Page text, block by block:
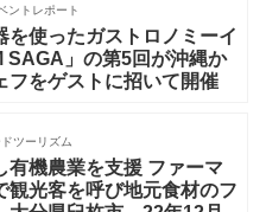
ントレポート
を使ったガストロノミーイ
SAGA」の第5回が沖縄か
フをゲストに招いて開催
ツーリズム
有機農業を支援 ファーマ
観光客を呼び地元食材のフ